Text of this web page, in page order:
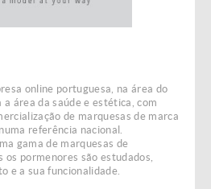
online portuguesa, na área do
área da saúde e estética, com
de marquesas de marca
referência nacional.
gama de marquesas de
os pormenores são estudados,
e a sua funcionalidade.